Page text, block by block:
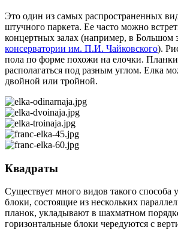
Это один из самых распространенных
штучного паркета. Ее часто можно
концертных залах (например, в Большом
консерватории им. П.И. Чайковского).
пола по форме похожи на елочки.
располагаться под разным углом. Елка
двойной или тройной.
Квадраты
Существует много видов такого способа
блоки, состоящие из нескольких
планок, укладывают в шахматном
горизонтальные блоки чередуются с